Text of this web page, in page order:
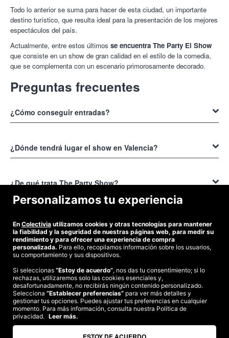
Todo lo anterior se suma para hacer de esta ciudad, un importante
destino turístico, que resulta ideal para la presentación de los mejores
espectáculos del país.
Actualmente, entre estos últimos se encuentra The Party El Show
que consiste en un show de gran calidad en el estilo de la comedia,
que se complementa con un escenario primorosamente decorado.
Preguntas frecuentes
¿Cómo conseguir entradas?
toda tranquilidad, a excelentes precios y con la anticipación que
prefieras, entoncesadquiérelas por medio de Colectiviaque te las
¿Dónde tendrá lugar el show en Valencia?
antigua estación de Grau (Av. de I'Enginyer Manuel Soto, 11, 46024.
Es un lugar muy seguro y al que puedes llegar fácilmente, bien sea en
tu coche o en trasporte público.
¿De qué trata The Party Show?
The Party El Show - Valencia trata sobre una fiesta para celebrar una
40 artistas para entretener al público, convirtiéndose en una juerga de
esas que hacen época y donde todo puede suceder.
show en Valencia?
Para conseguir descuentos en las entradas para The Party El Show -
registrarte consultas su newsletter para que estés al tanto de las
ofertas. Te garantizamos que encontraras varias a tu gusto.
©2026 Colectivia
Términos y condiciones|Política de privacidad|Política de cookies
Estudio turismo de verano 2020
Personalizamos tu experiencia
En Colectivia utilizamos cookies y otras tecnologías para mantener
la fiabilidad y la seguridad de nuestras páginas web, para medir su
rendimiento y para ofrecer una experiencia de compra
personalizada. Para ello, recopilamos información sobre los usuarios,
su comportamiento y sus dispositivos.
Si seleccionas “Estoy de acuerdo”, nos das tu consentimiento; si lo
rechazas, utilizaremos solo las cookies esenciales y,
desafortunadamente, no recibirás ningún contenido personalizado.
Selecciona “Establecer preferencias” para ver más detalles y
gestionar tus opciones. Puedes ajustar tus preferencias en cualquier
momento. Para más información, consulta nuestra Política de
privacidad. Leer más.